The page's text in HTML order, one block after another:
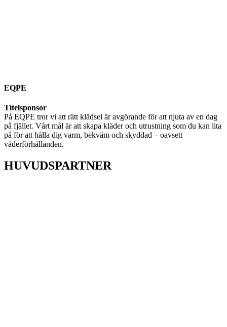
EQPE
Titelsponsor
På EQPE tror vi att rätt klädsel är avgörande för att njuta av en dag
på fjället. Vårt mål är att skapa kläder och utrustning som du kan lita
på för att hålla dig varm, bekväm och skyddad – oavsett
väderförhållanden.
HUVUDSPARTNER